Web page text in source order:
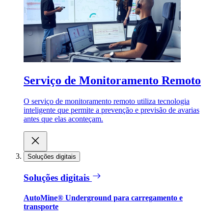
Serviço de Monitoramento Remoto
O serviço de monitoramento remoto utiliza tecnologia
inteligente que permite a prevenção e previsão de avarias
antes que elas aconteçam.
Soluções digitais
Soluções digitais
AutoMine® Underground para carregamento e
transporte